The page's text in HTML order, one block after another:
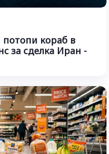
кораб в
за сделка Иран -